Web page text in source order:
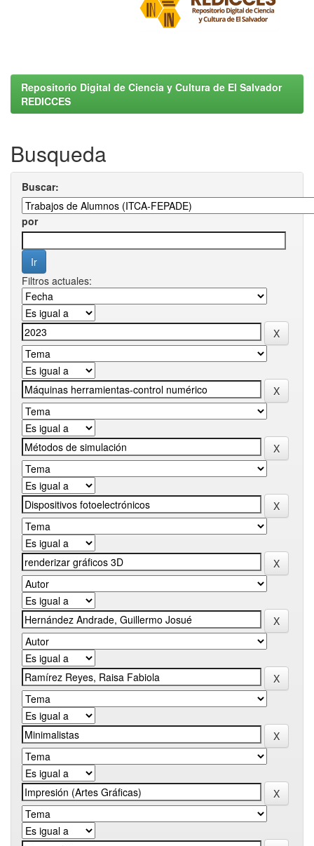
Repositorio Digital de Ciencia y Cultura de El Salvador
REDICCES
Busqueda
Buscar:
por
Filtros actuales: